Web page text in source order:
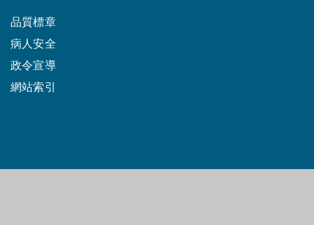
品質標章
病人安全
政令宣導
網站索引